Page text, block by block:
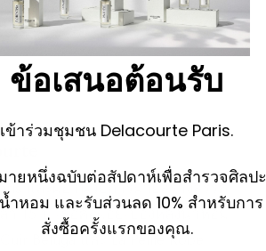
อม
และผู้อำนวยการฝ่ายสร้างสรรค์
า 15 ปี เธอคือผู้อยู่เบื้องหลังน้ำหอม
Beluga และ La Petite Robe
ข้อเสนอต้อนรับ
เข้าร่วมชุมชน Delacourte Paris.
ายหนึ่งฉบับต่อสัปดาห์เพื่อสำรวจศิลปะ
ำหอม และรับส่วนลด 10% สำหรับการ
สั่งซื้อครั้งแรกของคุณ.